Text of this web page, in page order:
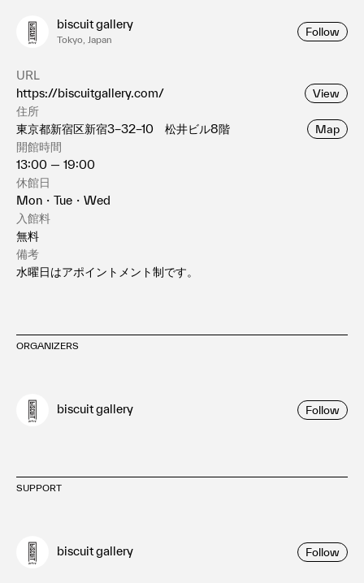
biscuit gallery
Tokyo, Japan
Follow
URL
https://biscuitgallery.com/
View
住所
東京都新宿区新宿3−32−10 松井ビル8階
Map
開館時間
13:00 — 19:00
休館日
Mon・Tue・Wed
入館料
無料
備考
水曜日はアポイントメント制です。
ORGANIZERS
biscuit gallery Follow
SUPPORT
biscuit gallery Follow